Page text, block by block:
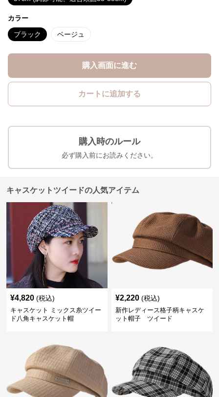
カラー
ブラック ベージュ
購入画面に進む
カートに追加する
購入時のルール
必ず購入前にお読みください。
キャスケットツイードの人気アイテム
¥4,820 (税込)
キャスケット ミックス糸ツイー
ド八角キャスケット帽
¥2,220 (税込)
新作レディース格子柄キャスケ
ット帽子 ツイード